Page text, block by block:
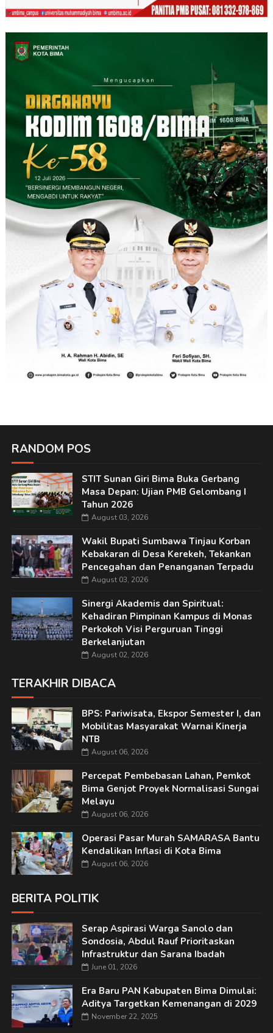
RANDOM POS
STIT Sunan Giri Bima Buka Gerbang
Masa Depan: Ujian PMB Gelombang I
Tahun 2026
August 03, 2026
Wakil Bupati Sumbawa Tinjau Korban
Kebakaran di Desa Kerekeh, Tekankan
Pencegahan dan Penanganan Terpadu
August 03, 2026
Sinergi Akademis dan Spiritual:
Kehadiran Pimpinan Kampus di Monas
Perkokoh Visi Perguruan Tinggi
Berkelanjutan
August 02, 2026
TERAKHIR DIBACA
BPS: Pariwisata, Ekspor Semester I, dan
Mobilitas Masyarakat Warnai Kinerja
NTB
August 06, 2026
Percepat Pembebasan Lahan, Pemkot
Bima Genjot Proyek Normalisasi Sungai
Melayu
August 06, 2026
Operasi Pasar Murah SAMARASA Bantu
Kendalikan Inflasi di Kota Bima
August 06, 2026
BERITA POLITIK
Serap Aspirasi Warga Sanolo dan
Sondosia, Abdul Rauf Prioritaskan
Infrastruktur dan Sarana Ibadah
June 01, 2026
Era Baru PAN Kabupaten Bima Dimulai:
Aditya Targetkan Kemenangan di 2029
November 22, 2025